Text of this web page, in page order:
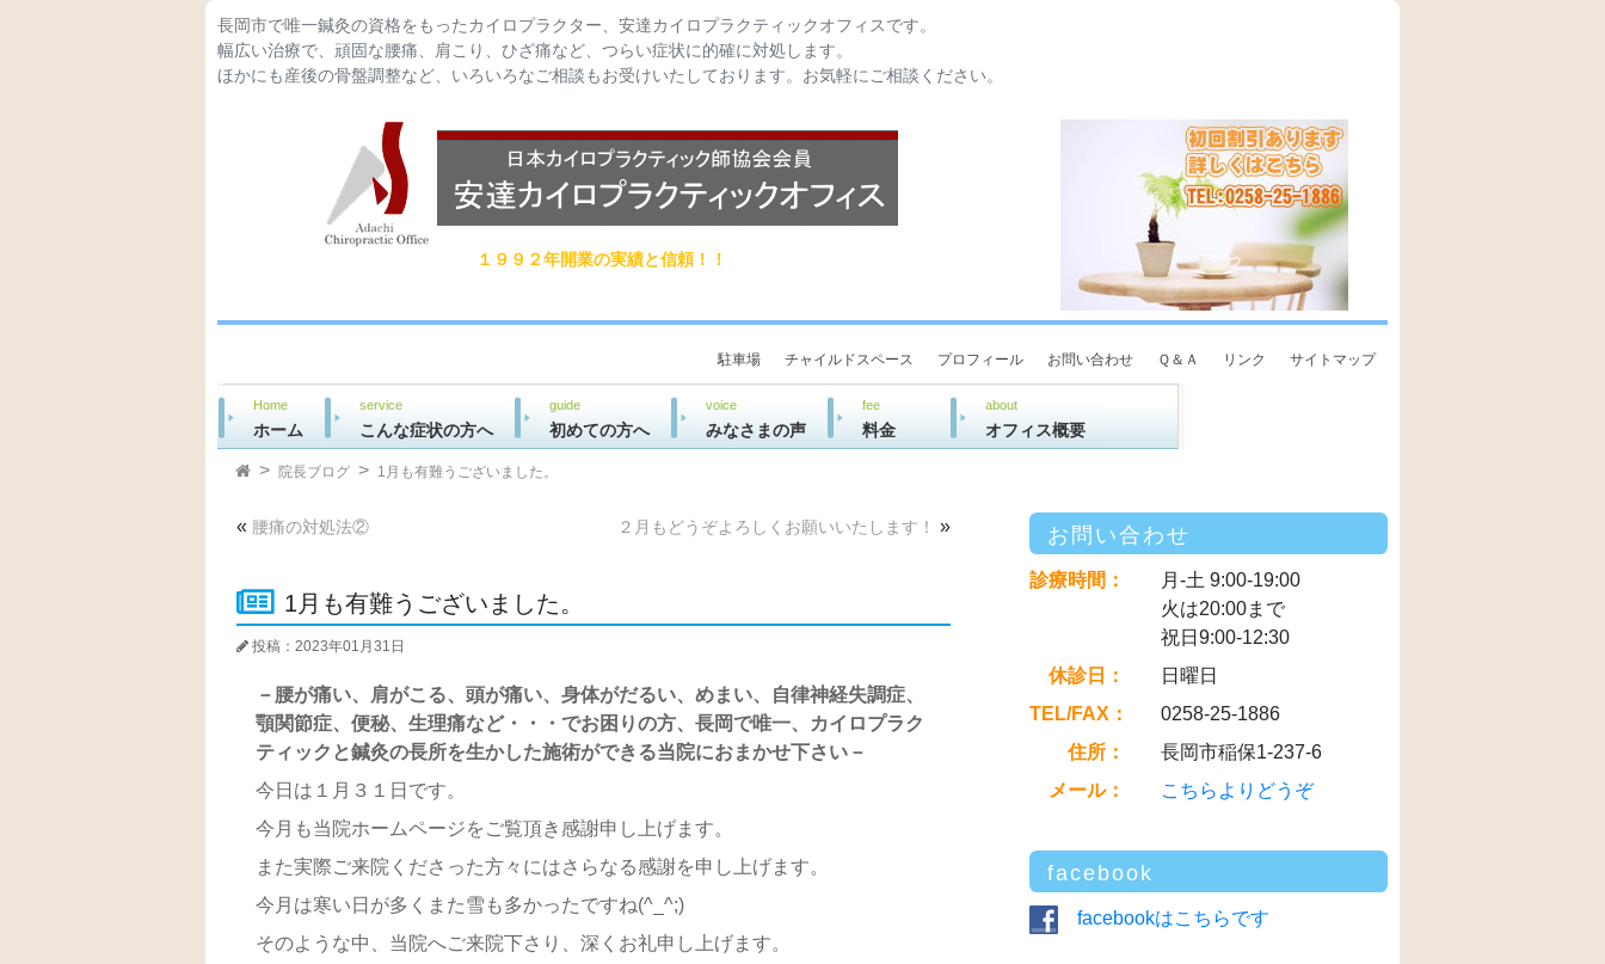
長岡市で唯一鍼灸の資格をもったカイロプラクター、安達カイロプラクティックオフィスです。
幅広い治療で、頑固な腰痛、肩こり、ひざ痛など、つらい症状に的確に対処します。
ほかにも産後の骨盤調整など、いろいろなご相談もお受けいたしております。お気軽にご相談ください。
１９９２年開業の実績と信頼！！
駐車場 チャイルドスペース プロフィール お問い合わせ Ｑ＆Ａ リンク サイトマップ
Home
ホーム
service
こんな症状の方へ
guide
初めての方へ
voice
みなさまの声
fee
料金
about
オフィス概要
院長ブログ 1月も有難うございました。
« 腰痛の対処法② ２月もどうぞよろしくお願いいたします！ »
1月も有難うございました。
投稿：2023年01月31日
－腰が痛い、肩がこる、頭が痛い、身体がだるい、めまい、自律神経失調症、
顎関節症、便秘、生理痛など・・・でお困りの方、長岡で唯一、カイロプラク
ティックと鍼灸の長所を生かした施術ができる当院におまかせ下さい－
今日は１月３１日です。
今月も当院ホームページをご覧頂き感謝申し上げます。
また実際ご来院くださった方々にはさらなる感謝を申し上げます。
今月は寒い日が多くまた雪も多かったですね(^_^;)
そのような中、当院へご来院下さり、深くお礼申し上げます。
お問い合わせ
診療時間：
月-土 9:00-19:00
火は20:00まで
祝日9:00-12:30
休診日：
日曜日
TEL/FAX：
0258-25-1886
住所：
長岡市稲保1-237-6
メール：
こちらよりどうぞ
facebook
facebookはこちらです